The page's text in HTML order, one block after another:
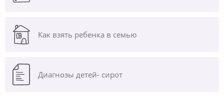
Как взять ребенка в семью
Диагнозы детей- сирот